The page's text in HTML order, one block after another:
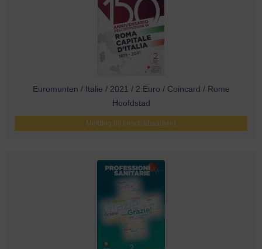
Euromunten / Italie / 2021 / 2 Euro / Coincard / Rome
Hoofdstad
Melding bij beschikbaarheid